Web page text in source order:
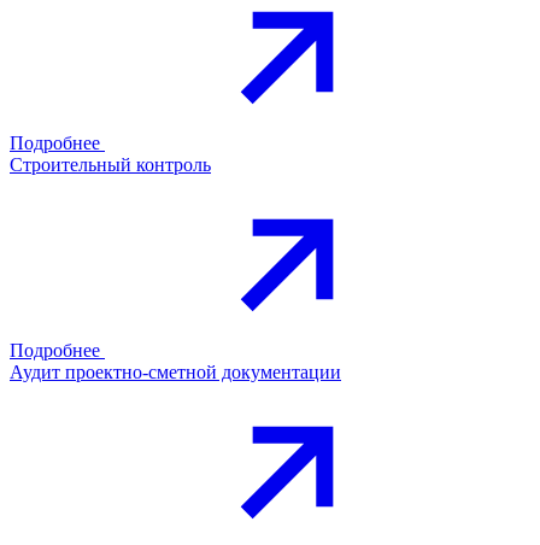
Подробнее
Строительный контроль
Подробнее
Аудит проектно-сметной документации